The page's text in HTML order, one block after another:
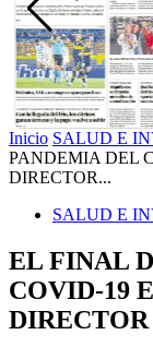
Inicio SALUD E
PANDEMIA DEL
DIRECTOR...
SALUD E
EL FINAL
COVID-19